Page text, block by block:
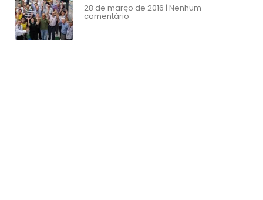
28 de março de 2016 Nenhum
comentário